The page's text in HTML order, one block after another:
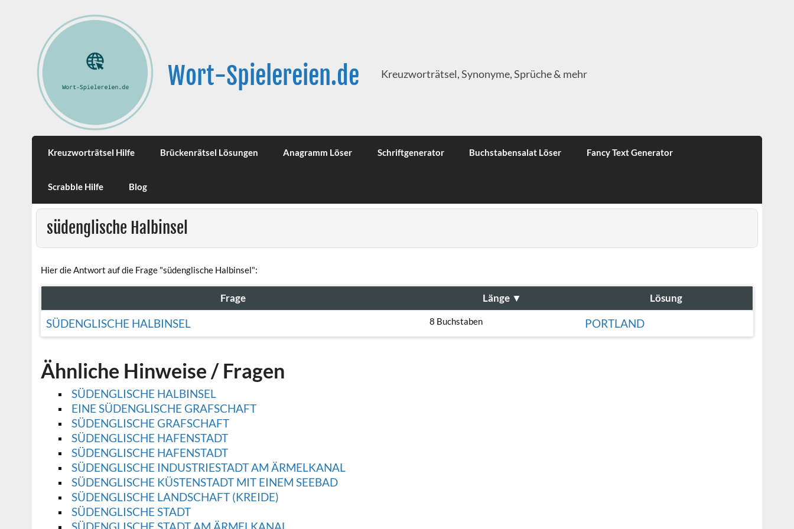
Wort-Spielereien.de Kreuzworträtsel, Synonyme, Sprüche & mehr
Kreuzworträtsel Hilfe Brückenrätsel Lösungen Anagramm Löser Schriftgenerator Buchstabensalat Löser Fancy Text Generator
Scrabble Hilfe Blog
südenglische Halbinsel
Hier die Antwort auf die Frage "südenglische Halbinsel":
Frage Länge ▼ Lösung
SÜDENGLISCHE HALBINSEL 8 Buchstaben PORTLAND
Ähnliche Hinweise / Fragen
SÜDENGLISCHE HALBINSEL
EINE SÜDENGLISCHE GRAFSCHAFT
SÜDENGLISCHE GRAFSCHAFT
SÜDENGLISCHE HAFENSTADT
SÜDENGLISCHE HAFENSTADT
SÜDENGLISCHE INDUSTRIESTADT AM ÄRMELKANAL
SÜDENGLISCHE KÜSTENSTADT MIT EINEM SEEBAD
SÜDENGLISCHE LANDSCHAFT (KREIDE)
SÜDENGLISCHE STADT